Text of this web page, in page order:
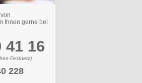
Ihnen gerne bei
41 16
Festnetz)
228